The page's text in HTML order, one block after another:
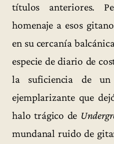
títulos anteriores.
homenaje a esos
en su cercanía
especie de diario de
la suficiencia de
ejemplarizante que
halo trágico de
mundanal ruido de